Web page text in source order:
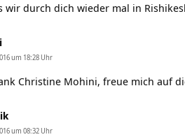
wir durch dich wieder mal in
um 18:28 Uhr
Christine Mohini, freue mich auf
um 08:32 Uhr